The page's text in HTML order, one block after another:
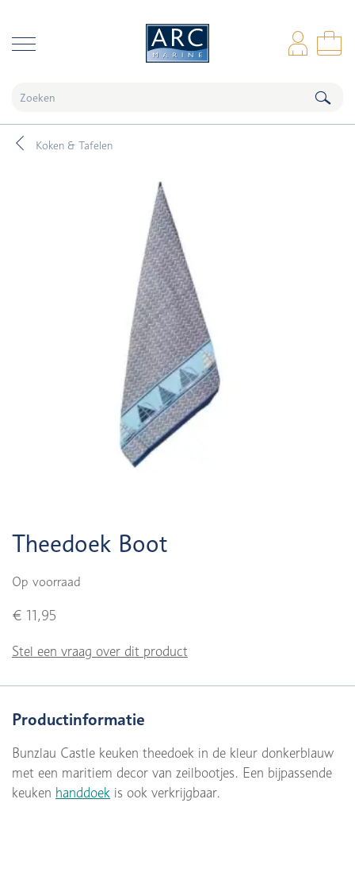
Koken & Tafelen
Theedoek Boot
Op voorraad
€ 11,95
Stel een vraag over dit product
Productinformatie
Bunzlau Castle keuken theedoek in de kleur donkerblauw
met een maritiem decor van zeilbootjes. Een bijpassende
keuken handdoek is ook verkrijgbaar.